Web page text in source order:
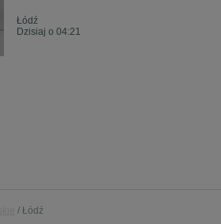
Łódź
Dzisiaj o 04:21
Łódź